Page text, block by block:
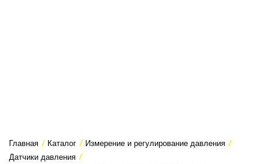
Главная / Каталог / Измерение и регулирование давления /
Датчики давления /